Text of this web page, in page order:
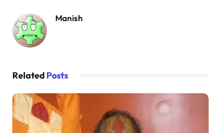
Manish
Related Posts